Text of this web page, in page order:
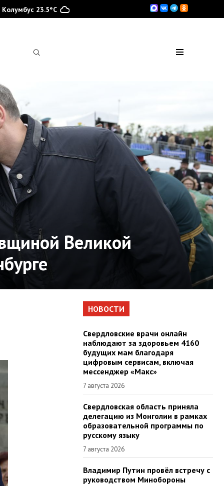
Колумбус 23.5°C
Великой
НОВОСТИ
Свердловские врачи онлайн
наблюдают за здоровьем 4160
будущих мам благодаря
цифровым сервисам, включая
мессенджер «Макс»
7 августа 2026
Свердловская область приняла
делегацию из Монголии в рамках
образовательной программы по
русскому языку
7 августа 2026
Владимир Путин провёл встречу с
руководством Минобороны